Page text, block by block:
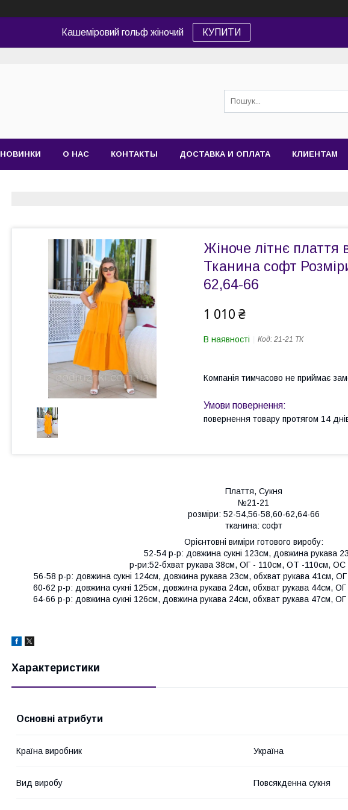
Кашеміровий гольф жіночий КУПИТИ
НОВИНКИ О НАС КОНТАКТЫ ДОСТАВКА И ОПЛАТА КЛИЕНТАМ
Жіноче літнє плаття
Тканина софт
62,64-66
1 010 ₴
В наявності Код: 21-21 ТК
Компанія тимчасово не приймає
повернення товару протягом 14
Плаття, Сукня
№21-21
розміри: 52-54,56-58,60-62,64-66
тканина: софт
Орієнтовні виміри готового виробу:
52-54 р-р: довжина сукні 123см, довжина рукава
р-ри:52-бхват рукава 38см, ОГ - 110см, ОТ -110см, ОС
56-58 р-р: довжина сукні 124см, довжина рукава 23см, обхват рукава 41см,
60-62 р-р: довжина сукні 125см, довжина рукава 24см, обхват рукава 44см,
64-66 р-р: довжина сукні 126см, довжина рукава 24см, обхват рукава 47см,
Характеристики
Основні атрибути
Країна виробник Україна
Вид виробу Повсякденна сукня